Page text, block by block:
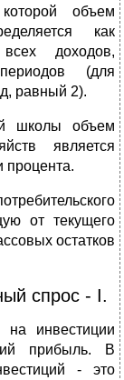
объем
как
доходов,
(для
равный 2).
школы объем
является
процента.
от текущего
остатков
спрос - I.
на инвестиции
прибыль. В
- это